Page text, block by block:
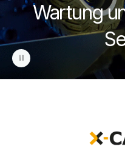
pause
Wartung